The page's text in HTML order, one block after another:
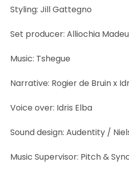
Styling: Jill Gattegno
Set producer: Alliochia
Music: Tshegue
Narrative: Rogier de Bruin x
Voice over: Idris Elba
Sound design: Audentity /
Music Supervisor: Pitch &